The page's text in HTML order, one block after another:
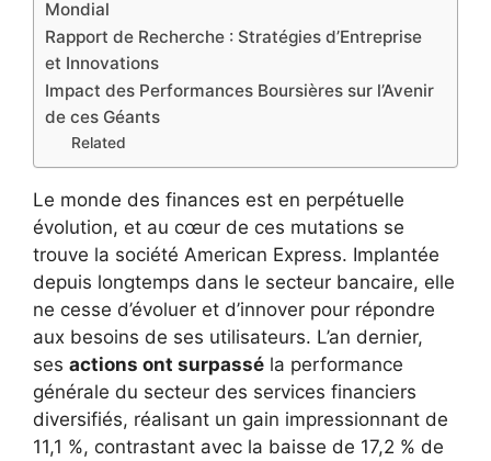
Mondial
Rapport de Recherche : Stratégies d’Entreprise
et Innovations
Impact des Performances Boursières sur l’Avenir
de ces Géants
Related
Le monde des finances est en perpétuelle
évolution, et au cœur de ces mutations se
trouve la société American Express. Implantée
depuis longtemps dans le secteur bancaire, elle
ne cesse d’évoluer et d’innover pour répondre
aux besoins de ses utilisateurs. L’an dernier,
ses actions ont surpassé la performance
générale du secteur des services financiers
diversifiés, réalisant un gain impressionnant de
11,1 %, contrastant avec la baisse de 17,2 % de